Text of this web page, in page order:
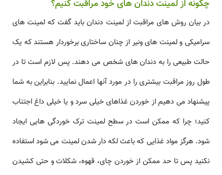
چگونه از لمینت دندان های خود مراقبت کنیم؟
در بیان روش های مراقبت از لمینت دندان باید گفت که لمینت های
سرامیکی و لمینت های ونیر از چنان ساختاری برخوردار هستند که یک
حالت طبیعی را به دندان های شخص می دهند. پس لازم است تا در
طول روز مراقبت بیشتری را در مورد آنها اعمال نمایید. بنابراین به شما
پیشنهاد می دهیم از خوردن غذاهای خیلی سرد و یا خیلی داغ اجتناب
کنید؛ چرا که ممکن است در سطح لمینت ترک خوردگی هایی ایجاد
شود. هرگز مواد غذایی که باعث لکه دار شدن لمینت می شود استفاده
نکنید پس تا حد ممکن از خوردن چای، قهوه، شکلات و حتی کشیدن